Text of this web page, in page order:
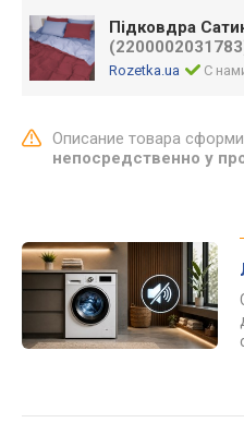
Підковдра
Rozetka.ua С
Описание товара
непосредственно у